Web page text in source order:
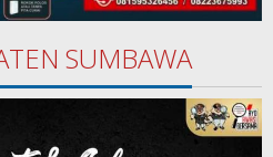
SUMBAWA